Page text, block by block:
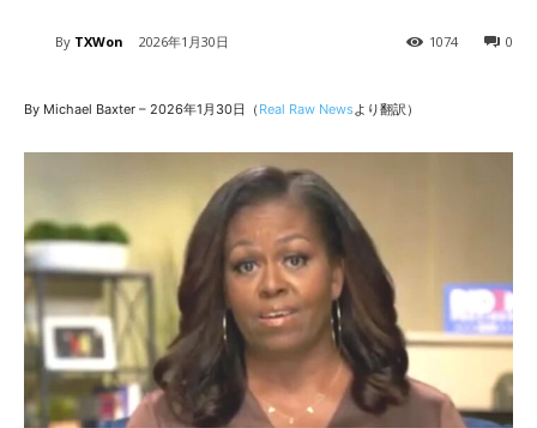
By TXWon 2026年1月30日 0
1074
By Michael Baxter – 2026年1月30日（ Real Raw Newsより翻訳）